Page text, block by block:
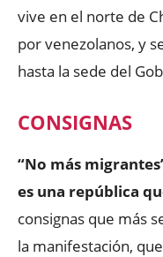
vive en el norte de
por venezolanos, y
hasta la sede del
CONSIGNAS
“No más
es una república
consignas que más
la manifestación,